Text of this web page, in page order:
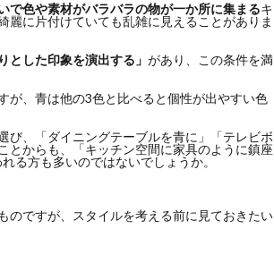
で色や素材がバラバラの物が一か所に集まるキ
麗に片付けていても乱雑に見えることがありま
とした印象を演出する」 があり、この条件を満
が、青は他の3色と比べると個性が出やすい色
び、「ダイニングテーブルを青に」「テレビボ
とからも、「キッチン空間に家具のように鎮座
る方も多いのではないでしょうか。
のですが、スタイルを考える前に見ておきたい